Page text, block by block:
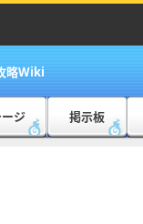
略Wiki
ジ 掲示板